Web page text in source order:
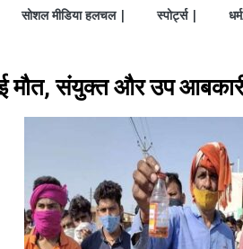
सोशल मीडिया हलचल | स्पोर्ट्स |
मौत, संयुक्त और उप